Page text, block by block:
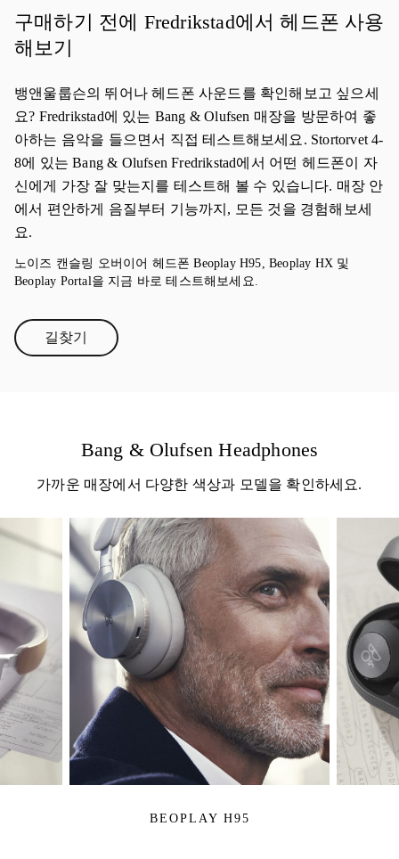
구매하기 전에 Fredrikstad에서 헤드폰 사용
해보기
뱅앤울룹슨의 뛰어나 헤드폰 사운드를 확인해보고 싶으세
요? Fredrikstad에 있는 Bang & Olufsen 매장을 방문하여 좋
아하는 음악을 들으면서 직접 테스트해보세요. Stortorvet 4-
8에 있는 Bang & Olufsen Fredrikstad에서 어떤 헤드폰이 자
신에게 가장 잘 맞는지를 테스트해 볼 수 있습니다. 매장 안
에서 편안하게 음질부터 기능까지, 모든 것을 경험해보세
요.
노이즈 캔슬링 오버이어 헤드폰 Beoplay H95, Beoplay HX 및
Beoplay Portal을 지금 바로 테스트해보세요.
길찾기Link Opens in New Tab
Bang & Olufsen Headphones
가까운 매장에서 다양한 색상과 모델을 확인하세요.
BEOPLAY H95